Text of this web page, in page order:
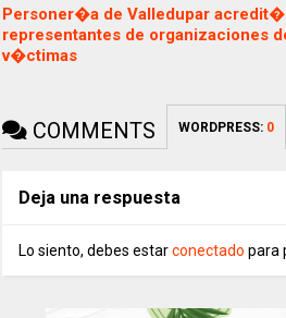
Personer�a de Valledupar acredit�
representantes de organizaciones
v�ctimas
COMMENTS WORDPRESS: 0
Deja una respuesta
Lo siento, debes estarconectado para